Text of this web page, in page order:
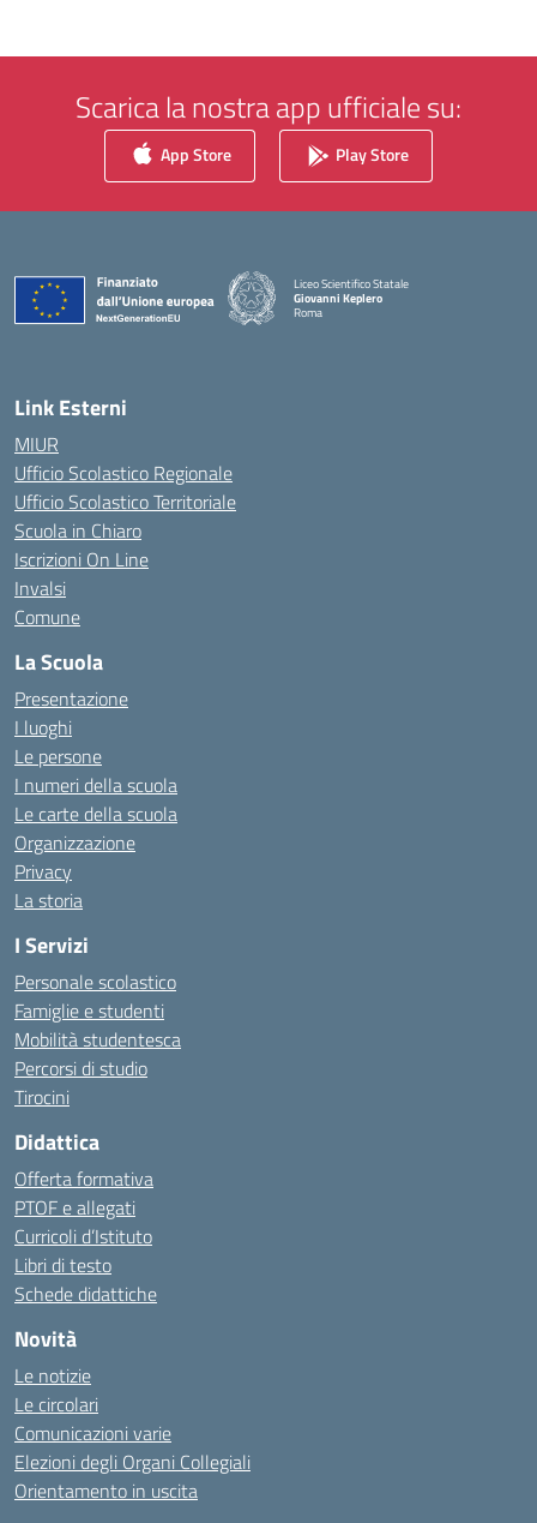
Scarica la nostra app ufficiale su:
App Store Play Store
Liceo Scientifico Statale
Giovanni Keplero
Roma
Link Esterni
MIUR
Ufficio Scolastico Regionale
Ufficio Scolastico Territoriale
Scuola in Chiaro
Iscrizioni On Line
Invalsi
Comune
La Scuola
Presentazione
I luoghi
Le persone
I numeri della scuola
Le carte della scuola
Organizzazione
Privacy
La storia
I Servizi
Personale scolastico
Famiglie e studenti
Mobilità studentesca
Percorsi di studio
Tirocini
Didattica
Offerta formativa
PTOF e allegati
Curricoli d’Istituto
Libri di testo
Schede didattiche
Novità
Le notizie
Le circolari
Comunicazioni varie
Elezioni degli Organi Collegiali
Orientamento in uscita